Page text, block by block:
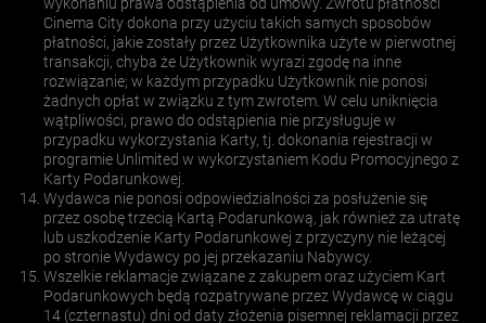
Cinema City dokona przy użyciu takich samych sposobów
płatności, jakie zostały przez Użytkownika użyte w pierwotnej
transakcji, chyba że Użytkownik wyrazi zgodę na inne
rozwiązanie; w każdym przypadku Użytkownik nie ponosi
żadnych opłat w związku z tym zwrotem. W celu uniknięcia
wątpliwości, prawo do odstąpienia nie przysługuje w
przypadku wykorzystania Karty, tj. dokonania rejestracji w
programie Unlimited w wykorzystaniem Kodu Promocyjnego z
Karty Podarunkowej.
Wydawca nie ponosi odpowiedzialności za posłużenie się
przez osobę trzecią Kartą Podarunkową, jak również za utratę
lub uszkodzenie Karty Podarunkowej z przyczyny nie leżącej
po stronie Wydawcy po jej przekazaniu Nabywcy.
Wszelkie reklamacje związane z zakupem oraz użyciem Kart
Podarunkowych będą rozpatrywane przez Wydawcę w ciągu
14 (czternastu) dni od daty złożenia pisemnej reklamacji przez